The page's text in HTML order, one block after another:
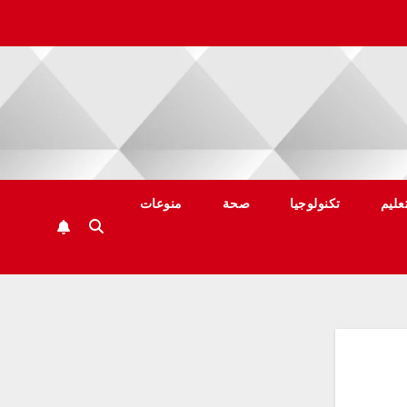
تكنولوجيا صحة منوعات